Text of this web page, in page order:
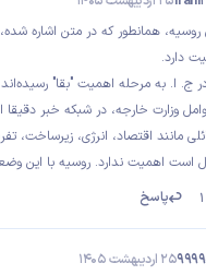
روسیه، همانطور که در متن اشاره
دارد.
در ج. ا. به مرحله اهمیت "بقا"
وزارت خارجه، در شبکه خبر
مانند اقتصاد، انرژی، زیرساخت،
است اهمیت ندارد. روسیه با این
پاسخ
1
25 اردیبهشت 1405